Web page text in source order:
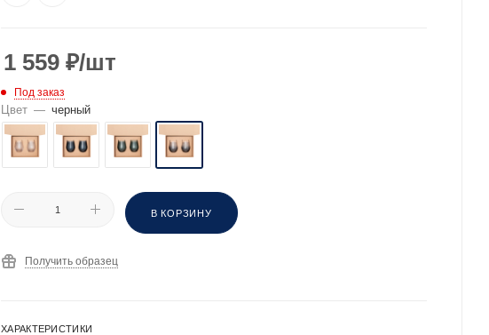
1 559 ₽/шт
Под заказ
Цвет — черный
В КОРЗИНУ
Получить образец
ХАРАКТЕРИСТИКИ